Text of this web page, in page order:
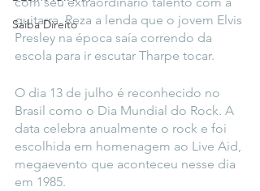
Saiba Direito
guitarra. Reza a lenda que o jovem Elvis
Presley na época saía correndo da
escola para ir escutar Tharpe tocar.
O dia 13 de julho é reconhecido no
Brasil como o Dia Mundial do Rock. A
data celebra anualmente o rock e foi
escolhida em homenagem ao Live Aid,
megaevento que aconteceu nesse dia
em 1985.